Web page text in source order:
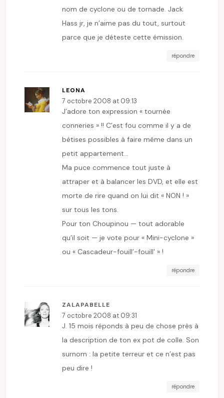
nom de cyclone ou de tornade. Jack
Hass jr, je n’aime pas du tout, surtout
parce que je déteste cette émission.
répondre
LEONA
7 octobre 2008 at 09:13
J’adore ton expression « tournée
conneries » !! C’est fou comme il y a de
bétises possibles à faire même dans un
petit appartement…
Ma puce commence tout juste à
attraper et à balancer les DVD, et elle est
morte de rire quand on lui dit « NON ! »
sur tous les tons.
Pour ton Choupinou — tout adorable
qu’il soit — je vote pour « Mini-cyclone »
ou « Cascadeur-fouill’-fouill' » !
répondre
ZALAPABELLE
7 octobre 2008 at 09:31
J. 15 mois réponds à peu de chose près à
la description de ton ex pot de colle. Son
surnom : la petite terreur et ce n’est pas
peu dire !
répondre